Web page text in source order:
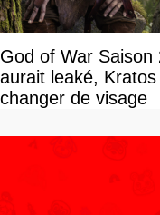
God of War
aurait leaké,
changer de visage